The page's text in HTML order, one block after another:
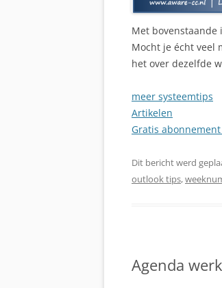
Met
Mocht je écht veel
het over dezelfde
meer systeemtips
Artikelen
Gratis
Dit bericht werd
outlook tips,
Agenda